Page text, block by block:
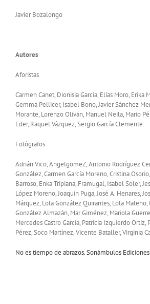
Javier Bozalongo
Autores
Aforistas
Carmen Canet, Dionisia García, Elías Moro, Erika
Gemma Pellicer, Isabel Bono, Javier Sánchez
Morante, Lorenzo Oliván, Manuel Neila, Mario
Eder, Raquel Vázquez, Sergio García Clemente.
Fotógrafos
Adrián Vico, AngelgomeZ, Antonio Rodríguez
González, Carmen García Moreno, Cristina
Barroso, Enka Tripiana, Framugal, Isabel Soler,
López Moreno, Joaquín Puga, José A. Henares,
Márquez, Lola González Quirantes, Lola Maleno,
González Almazán, Mar Giménez, Mariola
Mercedes Castro García, Patricia Izquierdo Ortiz,
Pérez, Soco Martínez, Vicente Bataller, Virginia
No es tiempo de abrazos. Sonámbulos Ediciones